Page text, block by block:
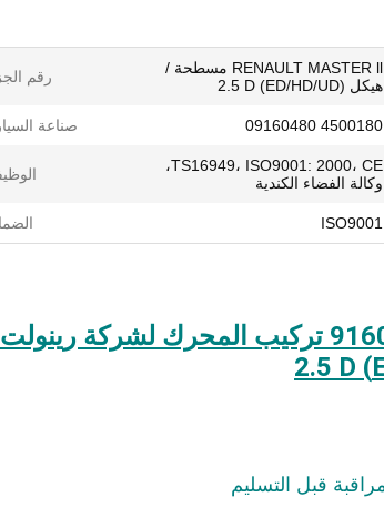
RENAULT MASTER ll مسطحة /
هيكل (ED/HD/UD) 2.5 D
رقم
4500180 09160480 صناعة
TS16949، ISO9001: 2000، CE،
وكالة الفضاء الكندية
ISO9001